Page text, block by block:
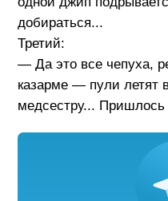
добираться...
Третий:
— Да это все чепуха,
казарме — пули летят
медсестру... Пришлось